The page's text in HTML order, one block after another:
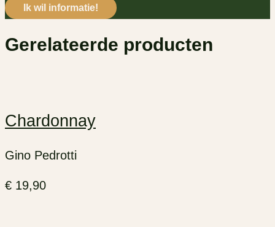
Gerelateerde producten
Chardonnay
Gino Pedrotti
€ 19,90